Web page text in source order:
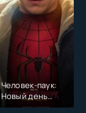
Человек-паук:
Новый день
(2026)